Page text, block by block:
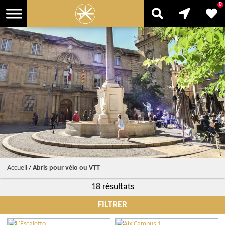
0
Accueil/ Abris pour vélo ou VTT
18 résultats
FILTRER